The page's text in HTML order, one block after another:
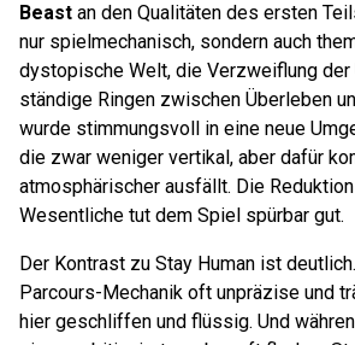
Beast an den Qualitäten des ersten
nur spielmechanisch, sondern auch
dystopische Welt, die Verzweiflung der
ständige Ringen zwischen Überleben
wurde stimmungsvoll in eine neue
die zwar weniger vertikal, aber dafür
atmosphärischer ausfällt. Die
Wesentliche tut dem Spiel spürbar gut.
Der Kontrast zu Stay Human ist
Parcours-Mechanik oft unpräzise und
hier geschliffen und flüssig. Und